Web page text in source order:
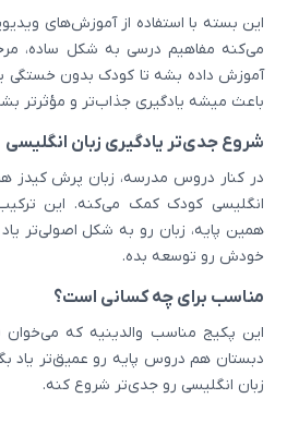
این بسته با استفاده از آموزش‌های
می‌کنه مفاهیم درسی به شکل ساده،
آموزش داده بشه تا کودک بدون خستگی
باعث میشه یادگیری جذاب‌تر و مؤثرتر
شروع جدی‌تر یادگیری زبان انگلیسی
در کنار دروس مدرسه، زبان پرش کیدز
انگلیسی کودک کمک می‌کنه. این
همین پایه، زبان رو به شکل اصولی‌تر یاد
خودش رو توسعه بده.
مناسب برای چه کسانی است؟
این پکیج مناسب والدینیه که
دبستان هم دروس پایه رو عمیق‌تر یاد
زبان انگلیسی رو جدی‌تر شروع کنه.